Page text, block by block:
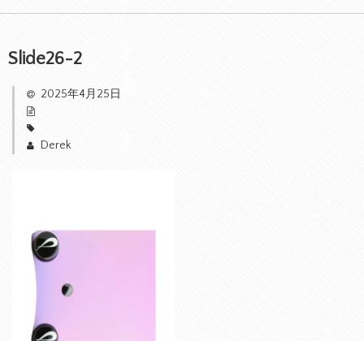
Slide26-2
2025年4月25日
Derek